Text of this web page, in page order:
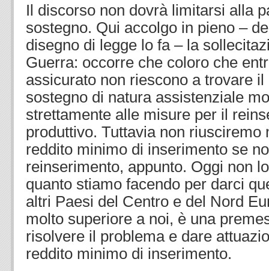
Il discorso non dovrà limitarsi alla
sostegno. Qui accolgo in pieno –
disegno di legge lo fa – la
Guerra: occorre che coloro che
assicurato non riescono a trovare
sostegno di natura assistenziale
strettamente alle misure per il
produttivo. Tuttavia non riusciremo
reddito minimo di inserimento se
reinserimento, appunto. Oggi non
quanto stiamo facendo per darci
altri Paesi del Centro e del Nord
molto superiore a noi, è una
risolvere il problema e dare
reddito minimo di inserimento.